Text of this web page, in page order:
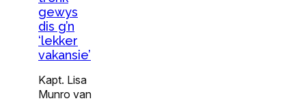
gewys
dis g’n
‘lekker
vakansie’
Kapt. Lisa
Munro van